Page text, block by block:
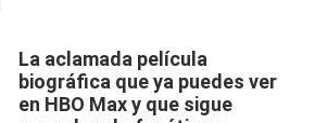
La aclamada película
biográfica que ya puedes ver
en HBO Max y que sigue